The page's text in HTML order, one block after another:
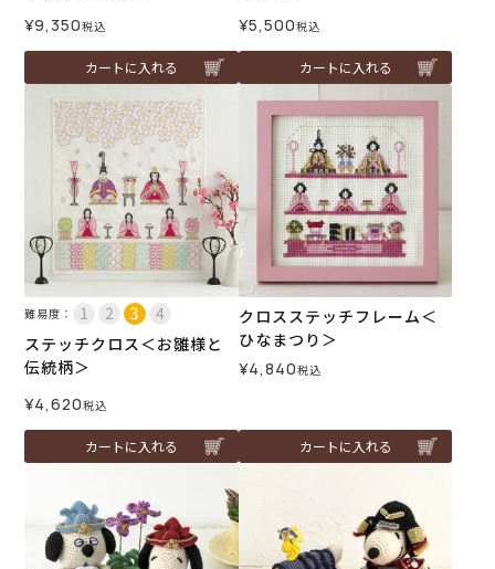
¥9,350税込
カートに入れる
¥5,500税込
カートに入れる
難易度：
ステッチクロス＜お雛様と
伝統柄＞
¥4,620税込
カートに入れる
クロスステッチフレーム＜
ひなまつり＞
¥4,840税込
カートに入れる